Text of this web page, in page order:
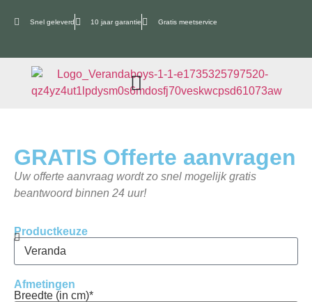
Snel geleverd 10 jaar garantie Gratis meetservice
GRATIS Offerte aanvragen
Uw offerte aanvraag wordt zo snel mogelijk gratis
beantwoord binnen 24 uur!
Productkeuze
Afmetingen
Breedte (in cm)*